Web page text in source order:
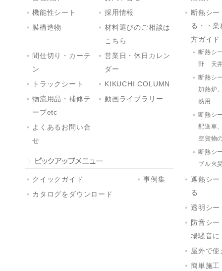
機能性シート
採用情報
膜構造物
材料選びのご相談は
こちら
間仕切り・カーテ
ン
営業日・休日カレン
ダー
トラックシート
KIKUCHI COLUMN
物流用品・補修テ
ープetc
動画ライブラリー
よくあるお問い合
せ
クイックガイド
事例集
カタログをダウンロード
断熱シ
る・・
方ガイド
断熱シ
野 天
断熱シ
加熱炉
熱用
断熱シ
配送車
空貨物
断熱シ
ブル火
遮熱シ
る
透明シー
防音シ
場騒音に
屋外で
簡単施工